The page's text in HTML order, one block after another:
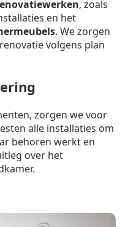
, zoals
en het
. We zorgen
volgens plan
zorgen we voor
alle installaties om
behoren werkt en
over het